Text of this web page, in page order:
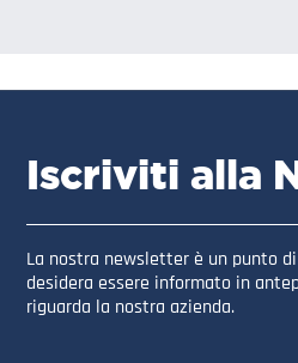
Iscriviti alla
La nostra newsletter è un punto
desidera essere informato in
riguarda la nostra azienda.